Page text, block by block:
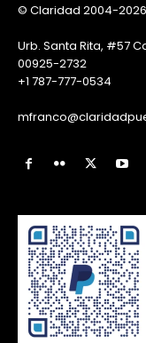
© Claridad 2004-
Urb. Santa Rita, #57
00925-2732
+1 787-777-0534